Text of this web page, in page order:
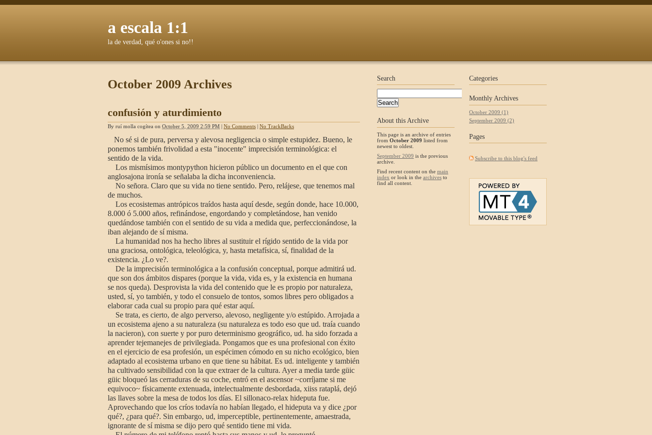
a escala 1:1
la de verdad, qué o'ones si no!!
October 2009 Archives
confusión y aturdimiento
By ruí molla cogítea on October 5, 2009 2:59 PM | No Comments | No TrackBacks
No sé si de pura, perversa y alevosa negligencia o simple estupidez. Bueno, le
ponemos también frivolidad a esta "inocente" imprecisión terminológica: el
sentido de la vida.
Los mismísimos montypython hicieron público un documento en el que con
anglosajona ironía se señalaba la dicha inconveniencia.
No señora. Claro que su vida no tiene sentido. Pero, relájese, que tenemos mal
de muchos.
Los ecosistemas antrópicos traídos hasta aquí desde, según donde, hace 10.000,
8.000 ó 5.000 años, refinándose, engordando y completándose, han venido
quedándose también con el sentido de su vida a medida que, perfeccionándose, la
iban alejando de sí misma.
La humanidad nos ha hecho libres al sustituir el rígido sentido de la vida por
una graciosa, ontológica, teleológica, y, hasta metafísica, sí, finalidad de la
existencia. ¿Lo ve?.
De la imprecisión terminológica a la confusión conceptual, porque admitirá ud.
que son dos ámbitos dispares (porque la vida, vida es, y la existencia en humana
se nos queda). Desprovista la vida del contenido que le es propio por naturaleza,
usted, sí, yo también, y todo el consuelo de tontos, somos libres pero obligados a
elaborar cada cual su propio para qué estar aquí.
Se trata, es cierto, de algo perverso, alevoso, negligente y/o estúpido. Arrojada a
un ecosistema ajeno a su naturaleza (su naturaleza es todo eso que ud. traía cuando
la nacieron), con suerte y por puro determinismo geográfico, ud. ha sido forzada a
aprender tejemanejes de privilegiada. Pongamos que es una profesional con éxito
en el ejercicio de esa profesión, un espécimen cómodo en su nicho ecológico, bien
adaptado al ecosistema urbano en que tiene su hábitat. Es ud. inteligente y también
ha cultivado sensibilidad con la que extraer de la cultura. Ayer a media tarde güic
güic bloqueó las cerraduras de su coche, entró en el ascensor ~corríjame si me
equivoco~ físicamente extenuada, intelectualmente desbordada, xiiss rataplá, dejó
las llaves sobre la mesa de todos los días. El sillonaco-relax hideputa fue.
Aprovechando que los críos todavía no habían llegado, el hideputa va y dice ¿por
qué?, ¿para qué?. Sin embargo, ud, imperceptible, pertinentemente, amaestrada,
ignorante de sí misma se dijo pero qué sentido tiene mi vida.
Categories
Monthly Archives
October 2009 (1)
September 2009 (2)
Pages
Subscribe to this blog's feed
Search
About this Archive
This page is an archive of entries
from October 2009 listed from
newest to oldest.
September 2009 is the previous
archive.
Find recent content on the main
index or look in the archives to
find all content.